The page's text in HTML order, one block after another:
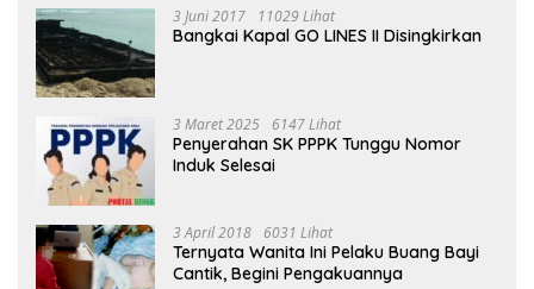
3 Juni 2017 11029 Lihat
Bangkai Kapal GO LINES II Disingkirkan
3 Maret 2025 6147 Lihat
Penyerahan SK PPPK Tunggu Nomor
Induk Selesai
3 April 2018 6031 Lihat
Ternyata Wanita Ini Pelaku Buang Bayi
Cantik, Begini Pengakuannya